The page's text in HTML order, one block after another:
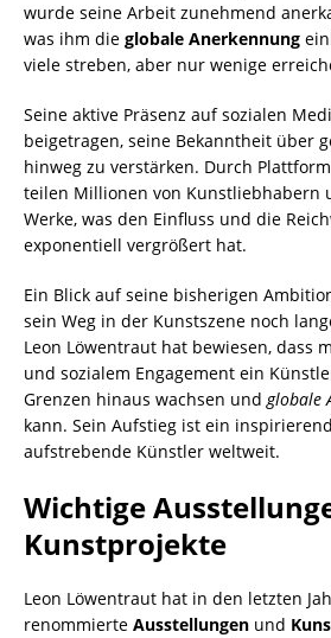
wurde seine Arbeit zunehmend
was ihm die globale Anerkennung
viele streben, aber nur wenige
Seine aktive Präsenz auf sozialen
beigetragen, seine Bekanntheit über
hinweg zu verstärken. Durch
teilen Millionen von Kunstliebhabern
Werke, was den Einfluss und die
exponentiell vergrößert hat.
Ein Blick auf seine bisherigen
sein Weg in der Kunstszene noch
Leon Löwentraut hat bewiesen, dass
und sozialem Engagement ein
Grenzen hinaus wachsen undglobale
kann. Sein Aufstieg ist ein
aufstrebende Künstler weltweit.
Wichtige
Kunstprojekte
Leon Löwentraut hat in den letzten
renommierte Ausstellungen und